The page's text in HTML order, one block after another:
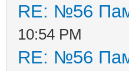
RE: №56
10:54 PM
RE: №56